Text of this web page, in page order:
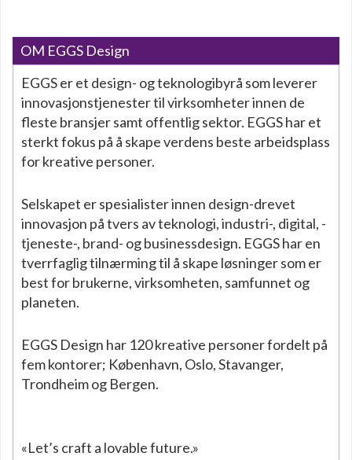
OM EGGS Design
EGGS er et design- og teknologibyrå som leverer
innovasjonstjenester til virksomheter innen de
fleste bransjer samt offentlig sektor. EGGS har et
sterkt fokus på å skape verdens beste arbeidsplass
for kreative personer.
Selskapet er spesialister innen design-drevet
innovasjon på tvers av teknologi, industri-, digital, -
tjeneste-, brand- og businessdesign. EGGS har en
tverrfaglig tilnærming til å skape løsninger som er
best for brukerne, virksomheten, samfunnet og
planeten.
EGGS Design har 120 kreative personer fordelt på
fem kontorer; København, Oslo, Stavanger,
Trondheim og Bergen.
«Let’s craft a lovable future.»